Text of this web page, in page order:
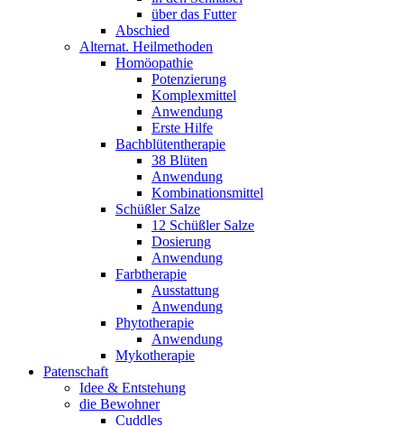
über das Futter
Abschied
Alternat. Heilmethoden
Homöopathie
Potenzierung
Komplexmittel
Anwendung
Erste Hilfe
Bachblütentherapie
38 Blüten
Anwendung
Kombinationsmittel
Schüßler Salze
12 Schüßler Salze
Dosierung
Anwendung
Farbtherapie
Ausstattung
Anwendung
Phytotherapie
Anwendung
Mykotherapie
Patenschaft
Idee & Entstehung
die Bewohner
Cuddles